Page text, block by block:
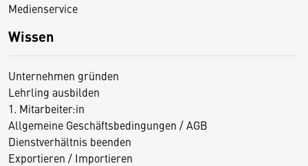
Medienservice
Wissen
Unternehmen gründen
Lehrling ausbilden
1. Mitarbeiter:in
Allgemeine Geschäftsbedingungen / AGB
Dienstverhältnis beenden
Exportieren / Importieren